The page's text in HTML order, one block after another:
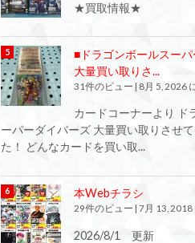
★買取情報★
■ドラゴンボールスー
大量買い取りさ...
31件のビュー | 8月 5, 2026
カードコーナーより ド
ーパーダイバーズ 大量買い取りさせ
た！ どんなカードを買い取...
本Webチラシ
29件のビュー 7月 13,
2026/8/1 更新